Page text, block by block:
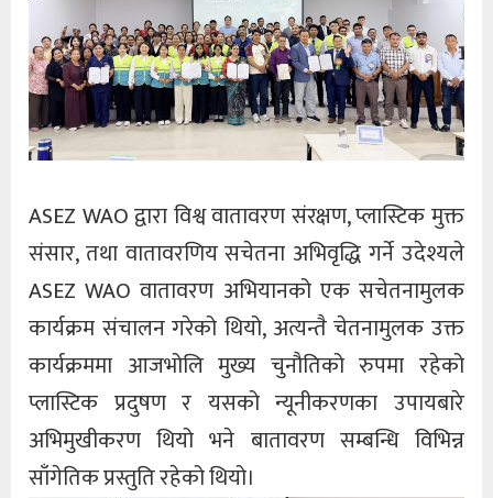
ASEZ WAO द्वारा विश्व वातावरण संरक्षण, प्लास्टिक मुक्त
संसार, तथा वातावरणिय सचेतना अभिवृद्धि गर्ने उदेश्यले
ASEZ WAO वातावरण अभियानको एक सचेतनामुलक
कार्यक्रम संचालन गरेको थियो, अत्यन्तै चेतनामुलक उक्त
कार्यक्रममा आजभोलि मुख्य चुनौतिको रुपमा रहेको
प्लास्टिक प्रदुषण र यसको न्यूनीकरणका उपायबारे
अभिमुखीकरण थियो भने बातावरण सम्बन्धि विभिन्न
साँगेतिक प्रस्तुति रहेको थियो।